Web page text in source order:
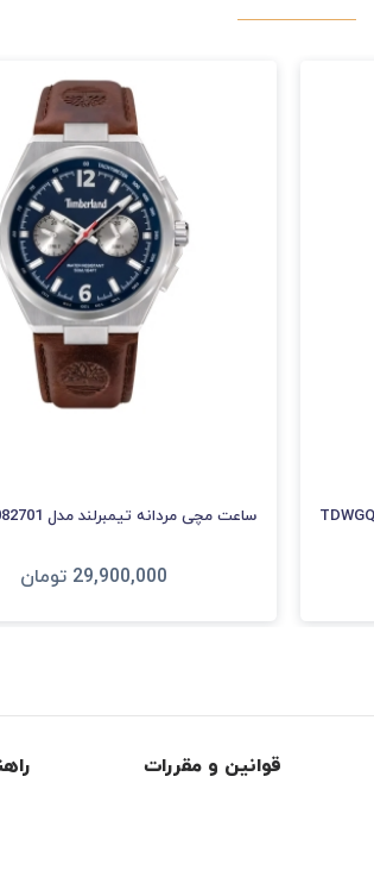
ساعت مچی مردانه تیمبرلند مدل TDWGF0082701
29,900,000 تومان
قوانین و مقررات